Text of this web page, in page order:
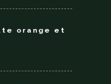
orange et